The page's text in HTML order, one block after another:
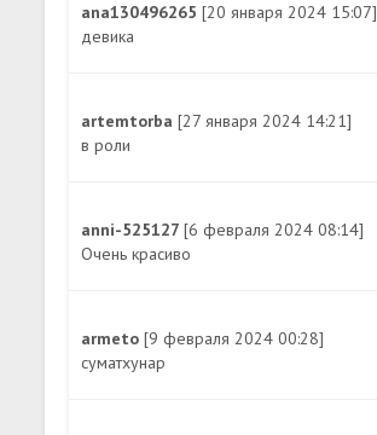
ana130496265[20 января 2024 15:07]
девика
artemtorba[27 января 2024 14:21]
в роли
anni-525127[6 февраля 2024 08:14]
Очень красиво
armeto[9 февраля 2024 00:28]
суматхунар